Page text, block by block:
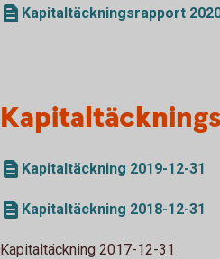
Kapitaltäckningsrapport
Kapitaltäckning 2019-12-31
Kapitaltäckning 2018-12-31
Kapitaltäckning 2017-12-31